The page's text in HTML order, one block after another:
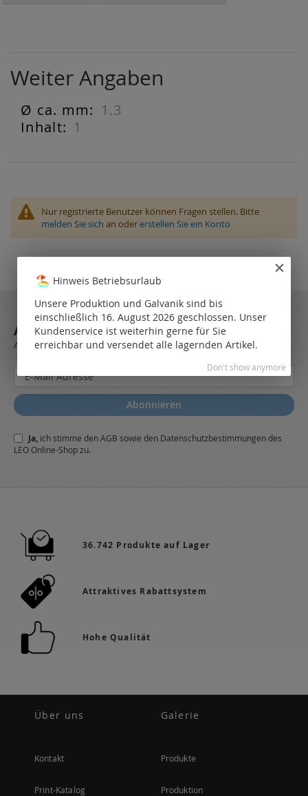
Weiter Angaben
Weiter
Angaben
1.3
1
Nur registrierte Benutzer können Fragen stellen. Bitte
melden Sie sich an odererstellen Sie ein Konto
ABONNIEREN SIE UNSEREN NEWSLETTER
Always stay up to date and find out what's new from the very first hand.
Sie
sich
für
Newsletter
a:
Abonnieren
Ja, ich stimme denAGB sowie den Datenschutzbestimmungendes
LEO Online-Shop zu.
36.742 Produkte auf Lager
Attraktives Rabattsystem
Hohe Qualität
Über uns
Kontakt
Print-Katalog
Galerie
Produkte
Produktion
Hinweis Betriebsurlaub
Unsere Produktion und Galvanik sind bis
einschließlich 16. August 2026 geschlossen. Unser
Kundenservice ist weiterhin gerne für Sie
erreichbar und versendet alle lagernden Artikel.
Don't show anymore